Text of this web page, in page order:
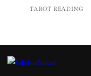
TAROT READING